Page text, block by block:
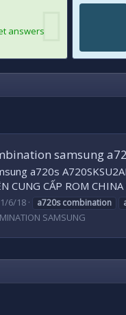
answers
samsung
a720s
CUNG CẤP ROM
6/18 a720s combination
SAMSUNG